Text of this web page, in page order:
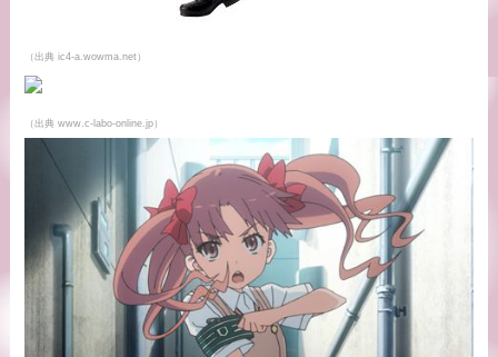
（出典 ic4-a.wowma.net）
（出典 www.c-labo-online.jp）